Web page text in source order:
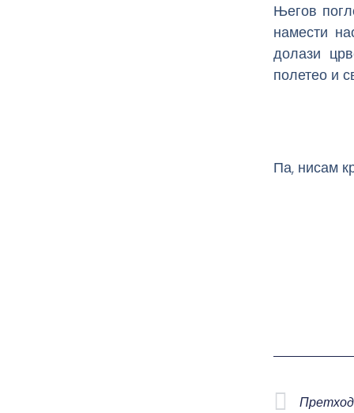
Његов
намести
долази
полетео и
Па, нисам